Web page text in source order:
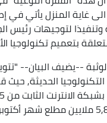
الى غاية المنزل يأتي
لتوجيهات رئيس
بتعميم تكنولوجيا
--يضيف البيان--
الحديثة, حيث